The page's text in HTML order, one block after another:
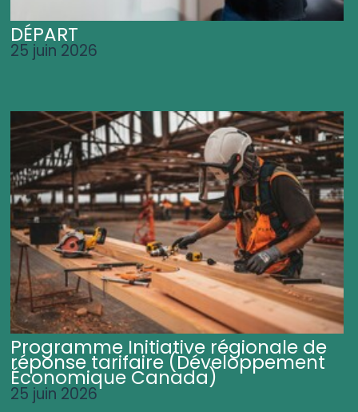
DÉPART
25 juin 2026
Programme Initiative régionale de
réponse tarifaire (Développement
Économique Canada)
25 juin 2026